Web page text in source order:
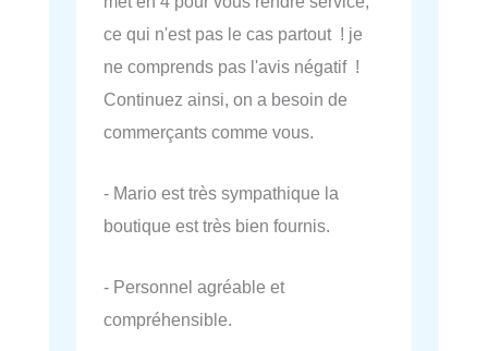
ce qui n'est pas le cas partout ! je
ne comprends pas l'avis négatif !
Continuez ainsi, on a besoin de
commerçants comme vous.
- Mario est très sympathique la
boutique est très bien fournis.
- Personnel agréable et
compréhensible.